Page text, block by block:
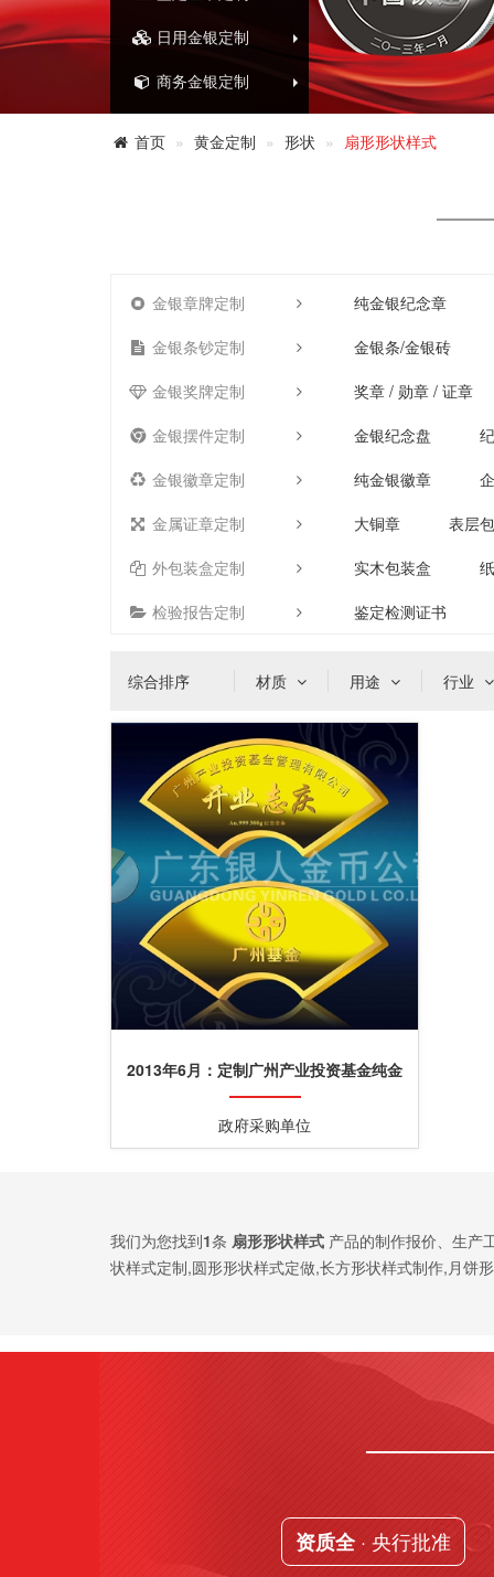
日用金银定制
商务金银定制
首页 黄金定制 形状 扇形形状样式
金银章牌定制
纯金银纪念章
金银条钞定制
金银条/金银砖
金银奖牌定制
奖章 / 勋章 / 证章
金银摆件定制
金银纪念盘
金银徽章定制
纯金银徽章
金属证章定制
大铜章
表层
外包装盒定制
实木包装盒
检验报告定制
鉴定检测证书
综合排序 材质 用途 行业
2013年6月：定制广州产业投资基金纯金
纪念条制作纯金金条
政府采购单位
我们为您找到1条 扇形形状样式 产品的制作报价、生产
状样式定制,圆形形状样式定做,长方形状样式制作,月饼
资质全· 央行批准